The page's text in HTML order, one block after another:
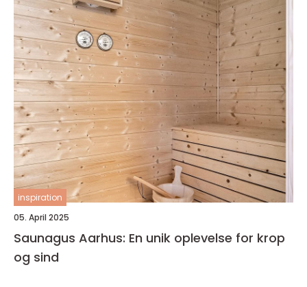
inspiration
05. April 2025
Saunagus Aarhus: En unik oplevelse for krop
og sind